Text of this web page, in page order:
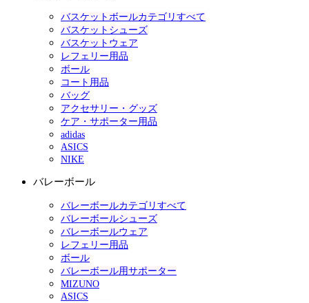
バスケットボールカテゴリすべて
バスケットシューズ
バスケットウェア
レフェリー用品
ボール
コート用品
バッグ
アクセサリー・グッズ
ケア・サポーター用品
adidas
ASICS
NIKE
バレーボール
バレーボールカテゴリすべて
バレーボールシューズ
バレーボールウェア
レフェリー用品
ボール
バレーボール用サポーター
MIZUNO
ASICS